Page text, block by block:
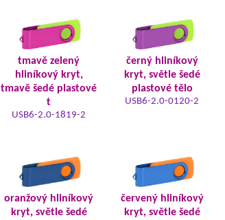
tmavě zelený
hliníkový kryt,
tmavě šedé plastové
t
USB6-2.0-1819-2
černý hliníkový
kryt, světle šedé
plastové tělo
USB6-2.0-0120-2
oranžový hliníkový
kryt, světle šedé
červený hliníkový
kryt, světle šedé